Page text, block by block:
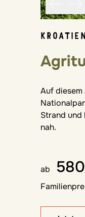
Auf
Strand und
nah.
ab